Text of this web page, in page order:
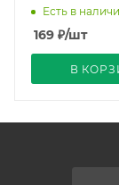
10А 250В Уют
Есть в
169 ₽/шт
В